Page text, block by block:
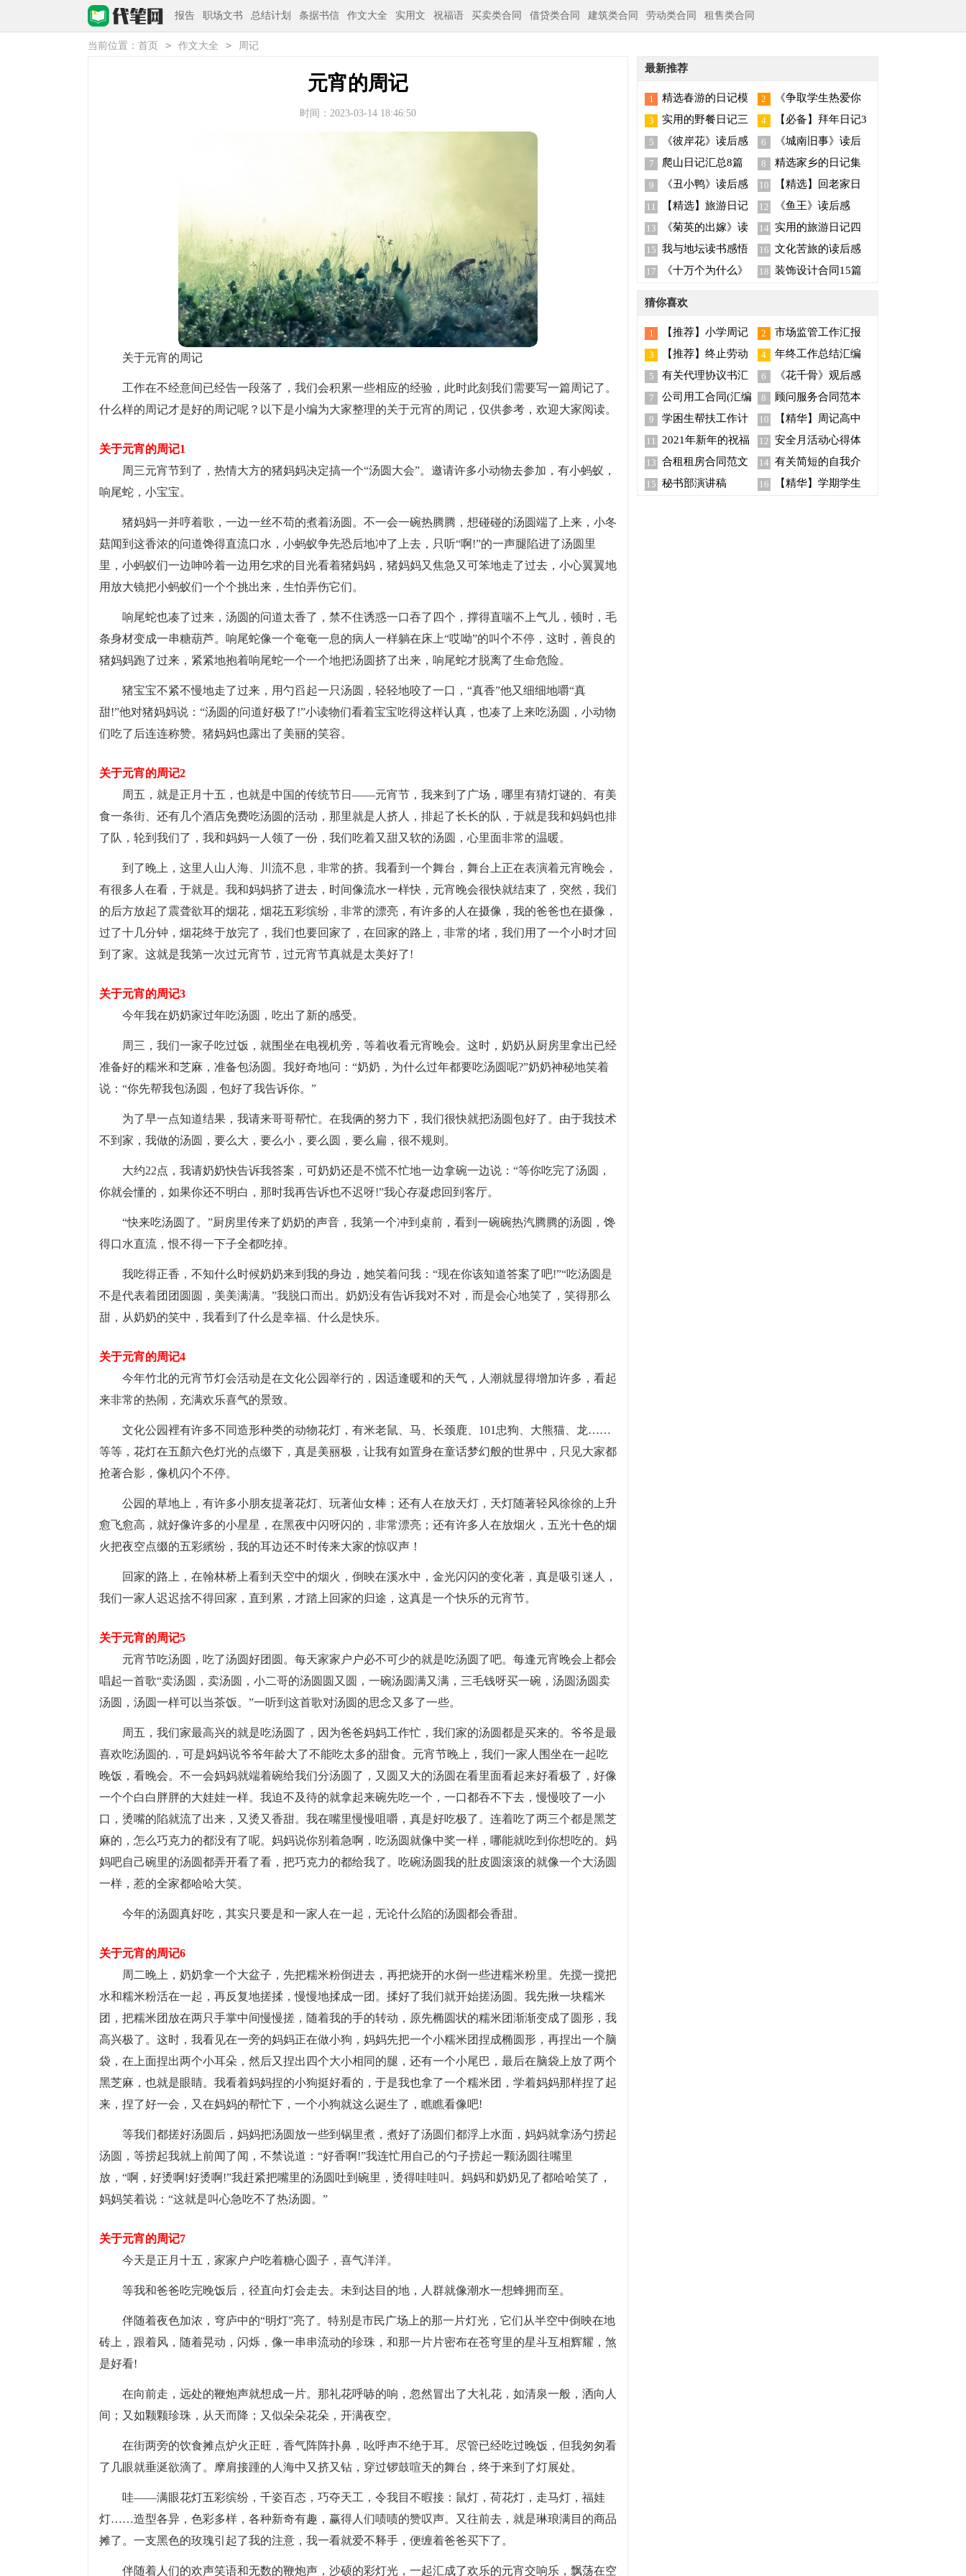
报告 职场文书 总结计划 条据书信 作文大全 实用文 祝福语 买卖类合同 借贷类合同 建筑类合同 劳动类合同 租售类合同
当前位置： 首页 > 作文大全 > 周记
元宵的周记
时间：2023-03-14 18:46:50
关于元宵的周记
工作在不经意间已经告一段落了，我们会积累一些相应的经验，此时此刻我们需要写一篇周记了。
什么样的周记才是好的周记呢？以下是小编为大家整理的关于元宵的周记，仅供参考，欢迎大家阅读。
关于元宵的周记1
周三元宵节到了，热情大方的猪妈妈决定搞一个“汤圆大会”。邀请许多小动物去参加，有小蚂蚁，
响尾蛇，小宝宝。
猪妈妈一并哼着歌，一边一丝不苟的煮着汤圆。不一会一碗热腾腾，想碰碰的汤圆端了上来，小冬
菇闻到这香浓的问道馋得直流口水，小蚂蚁争先恐后地冲了上去，只听“啊!”的一声腿陷进了汤圆里
里，小蚂蚁们一边呻吟着一边用乞求的目光看着猪妈妈，猪妈妈又焦急又可笨地走了过去，小心翼翼地
用放大镜把小蚂蚁们一个个挑出来，生怕弄伤它们。
响尾蛇也凑了过来，汤圆的问道太香了，禁不住诱惑一口吞了四个，撑得直喘不上气儿，顿时，毛
条身材变成一串糖葫芦。响尾蛇像一个奄奄一息的病人一样躺在床上“哎呦”的叫个不停，这时，善良的
猪妈妈跑了过来，紧紧地抱着响尾蛇一个一个地把汤圆挤了出来，响尾蛇才脱离了生命危险。
猪宝宝不紧不慢地走了过来，用勺舀起一只汤圆，轻轻地咬了一口，“真香”他又细细地嚼“真
甜!”他对猪妈妈说：“汤圆的问道好极了!”小读物们看着宝宝吃得这样认真，也凑了上来吃汤圆，小动物
们吃了后连连称赞。猪妈妈也露出了美丽的笑容。
关于元宵的周记2
周五，就是正月十五，也就是中国的传统节日——元宵节，我来到了广场，哪里有猜灯谜的、有美
食一条街、还有几个酒店免费吃汤圆的活动，那里就是人挤人，排起了长长的队，于就是我和妈妈也排
了队，轮到我们了，我和妈妈一人领了一份，我们吃着又甜又软的汤圆，心里面非常的温暖。
到了晚上，这里人山人海、川流不息，非常的挤。我看到一个舞台，舞台上正在表演着元宵晚会，
有很多人在看，于就是。我和妈妈挤了进去，时间像流水一样快，元宵晚会很快就结束了，突然，我们
的后方放起了震聋欲耳的烟花，烟花五彩缤纷，非常的漂亮，有许多的人在摄像，我的爸爸也在摄像，
过了十几分钟，烟花终于放完了，我们也要回家了，在回家的路上，非常的堵，我们用了一个小时才回
到了家。这就是我第一次过元宵节，过元宵节真就是太美好了!
关于元宵的周记3
今年我在奶奶家过年吃汤圆，吃出了新的感受。
周三，我们一家子吃过饭，就围坐在电视机旁，等着收看元宵晚会。这时，奶奶从厨房里拿出已经
准备好的糯米和芝麻，准备包汤圆。我好奇地问：“奶奶，为什么过年都要吃汤圆呢?”奶奶神秘地笑着
说：“你先帮我包汤圆，包好了我告诉你。”
为了早一点知道结果，我请来哥哥帮忙。在我俩的努力下，我们很快就把汤圆包好了。由于我技术
不到家，我做的汤圆，要么大，要么小，要么圆，要么扁，很不规则。
大约22点，我请奶奶快告诉我答案，可奶奶还是不慌不忙地一边拿碗一边说：“等你吃完了汤圆，
你就会懂的，如果你还不明白，那时我再告诉也不迟呀!”我心存凝虑回到客厅。
“快来吃汤圆了。”厨房里传来了奶奶的声音，我第一个冲到桌前，看到一碗碗热汽腾腾的汤圆，馋
得口水直流，恨不得一下子全都吃掉。
我吃得正香，不知什么时候奶奶来到我的身边，她笑着问我：“现在你该知道答案了吧!”“吃汤圆是
不是代表着团团圆圆，美美满满。”我脱口而出。奶奶没有告诉我对不对，而是会心地笑了，笑得那么
甜，从奶奶的笑中，我看到了什么是幸福、什么是快乐。
关于元宵的周记4
今年竹北的元宵节灯会活动是在文化公园举行的，因适逢暖和的天气，人潮就显得增加许多，看起
来非常的热闹，充满欢乐喜气的景致。
文化公园裡有许多不同造形种类的动物花灯，有米老鼠、马、长颈鹿、101忠狗、大熊猫、龙……
等等，花灯在五顏六色灯光的点缀下，真是美丽极，让我有如置身在童话梦幻般的世界中，只见大家都
抢著合影，像机闪个不停。
公园的草地上，有许多小朋友提著花灯、玩著仙女棒；还有人在放天灯，天灯随著轻风徐徐的上升
愈飞愈高，就好像许多的小星星，在黑夜中闪呀闪的，非常漂亮；还有许多人在放烟火，五光十色的烟
火把夜空点缀的五彩繽纷，我的耳边还不时传来大家的惊叹声！
回家的路上，在翰林桥上看到天空中的烟火，倒映在溪水中，金光闪闪的变化著，真是吸引迷人，
我们一家人迟迟捨不得回家，直到累，才踏上回家的归途，这真是一个快乐的元宵节。
关于元宵的周记5
元宵节吃汤圆，吃了汤圆好团圆。每天家家户户必不可少的就是吃汤圆了吧。每逢元宵晚会上都会
唱起一首歌“卖汤圆，卖汤圆，小二哥的汤圆圆又圆，一碗汤圆满又满，三毛钱呀买一碗，汤圆汤圆卖
汤圆，汤圆一样可以当茶饭。”一听到这首歌对汤圆的思念又多了一些。
周五，我们家最高兴的就是吃汤圆了，因为爸爸妈妈工作忙，我们家的汤圆都是买来的。爷爷是最
喜欢吃汤圆的.，可是妈妈说爷爷年龄大了不能吃太多的甜食。元宵节晚上，我们一家人围坐在一起吃
晚饭，看晚会。不一会妈妈就端着碗给我们分汤圆了，又圆又大的汤圆在看里面看起来好看极了，好像
一个个白白胖胖的大娃娃一样。我迫不及待的就拿起来碗先吃一个，一口都吞不下去，慢慢咬了一小
口，烫嘴的陷就流了出来，又烫又香甜。我在嘴里慢慢咀嚼，真是好吃极了。连着吃了两三个都是黑芝
麻的，怎么巧克力的都没有了呢。妈妈说你别着急啊，吃汤圆就像中奖一样，哪能就吃到你想吃的。妈
妈吧自己碗里的汤圆都弄开看了看，把巧克力的都给我了。吃碗汤圆我的肚皮圆滚滚的就像一个大汤圆
一样，惹的全家都哈哈大笑。
今年的汤圆真好吃，其实只要是和一家人在一起，无论什么陷的汤圆都会香甜。
关于元宵的周记6
周二晚上，奶奶拿一个大盆子，先把糯米粉倒进去，再把烧开的水倒一些进糯米粉里。先搅一搅把
水和糯米粉活在一起，再反复地搓揉，慢慢地揉成一团。揉好了我们就开始搓汤圆。我先揪一块糯米
团，把糯米团放在两只手掌中间慢慢搓，随着我的手的转动，原先椭圆状的糯米团渐渐变成了圆形，我
高兴极了。这时，我看见在一旁的妈妈正在做小狗，妈妈先把一个小糯米团捏成椭圆形，再捏出一个脑
袋，在上面捏出两个小耳朵，然后又捏出四个大小相同的腿，还有一个小尾巴，最后在脑袋上放了两个
黑芝麻，也就是眼睛。我看着妈妈捏的小狗挺好看的，于是我也拿了一个糯米团，学着妈妈那样捏了起
来，捏了好一会，又在妈妈的帮忙下，一个小狗就这么诞生了，瞧瞧看像吧!
等我们都搓好汤圆后，妈妈把汤圆放一些到锅里煮，煮好了汤圆们都浮上水面，妈妈就拿汤勺捞起
汤圆，等捞起我就上前闻了闻，不禁说道：“好香啊!”我连忙用自己的勺子捞起一颗汤圆往嘴里
放，“啊，好烫啊!好烫啊!”我赶紧把嘴里的汤圆吐到碗里，烫得哇哇叫。妈妈和奶奶见了都哈哈笑了，
妈妈笑着说：“这就是叫心急吃不了热汤圆。”
关于元宵的周记7
今天是正月十五，家家户户吃着糖心圆子，喜气洋洋。
等我和爸爸吃完晚饭后，径直向灯会走去。未到达目的地，人群就像潮水一想蜂拥而至。
伴随着夜色加浓，穹庐中的“明灯”亮了。特别是市民广场上的那一片灯光，它们从半空中倒映在地
砖上，跟着风，随着晃动，闪烁，像一串串流动的珍珠，和那一片片密布在苍穹里的星斗互相辉耀，煞
是好看!
在向前走，远处的鞭炮声就想成一片。那礼花呼哧的响，忽然冒出了大礼花，如清泉一般，洒向人
间；又如颗颗珍珠，从天而降；又似朵朵花朵，开满夜空。
在街两旁的饮食摊点炉火正旺，香气阵阵扑鼻，吆呼声不绝于耳。尽管已经吃过晚饭，但我匆匆看
了几眼就垂涎欲滴了。摩肩接踵的人海中又挤又钻，穿过锣鼓喧天的舞台，终于来到了灯展处。
哇——满眼花灯五彩缤纷，千姿百态，巧夺天工，令我目不暇接：鼠灯，荷花灯，走马灯，福娃
灯……造型各异，色彩多样，各种新奇有趣，赢得人们啧啧的赞叹声。又往前去，就是琳琅满目的商品
摊了。一支黑色的玫瑰引起了我的注意，我一看就爱不释手，便缠着爸爸买下了。
伴随着人们的欢声笑语和无数的鞭炮声，沙硕的彩灯光，一起汇成了欢乐的元宵交响乐，飘荡在空
最新推荐
1
精选春游的日记模
板6篇
2
《争取学生热爱你
的学科》读后感
3
实用的野餐日记三
篇
4
【必备】拜年日记3
篇
5 《彼岸花》读后感 6
《城南旧事》读后
感汇编15篇
7 爬山日记汇总8篇 8
精选家乡的日记集
锦8篇
9
《丑小鸭》读后感
15篇
10
【精选】回老家日
记3篇
11
【精选】旅游日记
四篇
12 《鱼王》读后感
13
《菊英的出嫁》读
后感
14 实用的旅游日记四
篇
15 我与地坛读书感悟 16 文化苦旅的读后感
17
《十万个为什么》
18 装饰设计合同15篇
猜你喜欢
1
【推荐】小学周记
八篇
2 市场监管工作汇报
3
【推荐】终止劳动
合同锦集五篇
4
年终工作总结汇编
15篇
5
有关代理协议书汇
总八篇
6 《花千骨》观后感
7
公司用工合同(汇编
15篇)
8 顾问服务合同范本
9
学困生帮扶工作计
划
10
【精华】周记高中
范文合集六篇
11
2021年新年的祝福
语集合70条
12 安全月活动心得体
会
13 合租租房合同范文
锦集八篇
14 有关简短的自我介
绍模板锦集4篇
15 秘书部演讲稿 16
【精华】学期学生